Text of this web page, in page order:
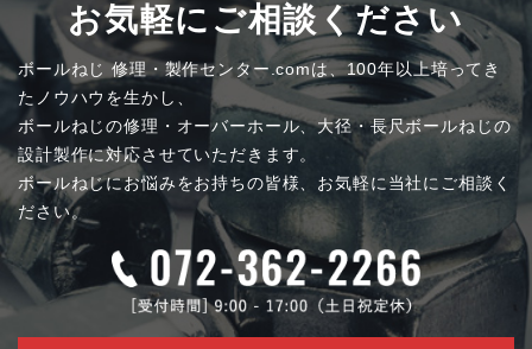
お気軽にご相談ください
ボールねじ 修理・製作センター.comは、100年以上培ってき
たノウハウを生かし、
ボールねじの修理・オーバーホール、大径・長尺ボールねじの
設計製作に対応させていただきます。
ボールねじにお悩みをお持ちの皆様、お気軽に当社にご相談く
ださい。